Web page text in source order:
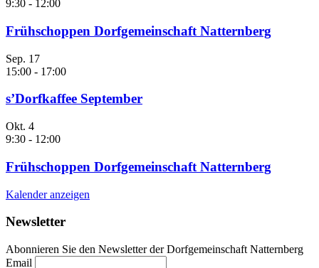
9:30 - 12:00
Frühschoppen Dorfgemeinschaft Natternberg
Sep. 17
15:00 - 17:00
s’Dorfkaffee September
Okt. 4
9:30 - 12:00
Frühschoppen Dorfgemeinschaft Natternberg
Kalender anzeigen
Newsletter
Abonnieren Sie den Newsletter der Dorfgemeinschaft Natternberg
Email